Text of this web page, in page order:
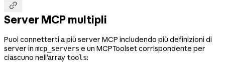

Server MCP multipli
Puoi connetterti a più server MCP includendo più definizioni di
server in mcp_servers e un MCPToolset corrispondente per
ciascuno nell'arraytools: